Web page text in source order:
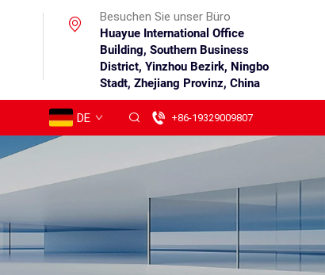
Besuchen Sie unser Büro
Huayue International Office
Building, Southern Business
District, Yinzhou Bezirk, Ningbo
Stadt, Zhejiang Provinz, China
DE +86-19329009807